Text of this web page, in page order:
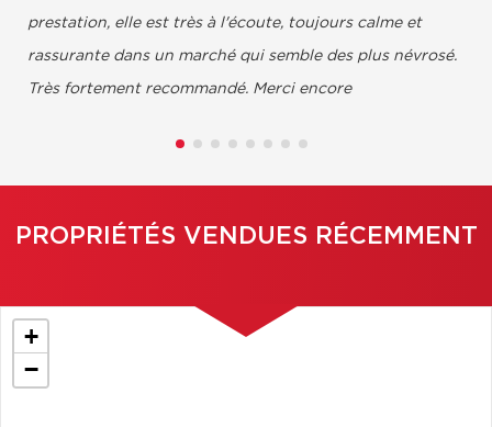
prestation, elle est très à l'écoute, toujours calme et
rassurante dans un marché qui semble des plus névrosé.
Très fortement recommandé. Merci encore
PROPRIÉTÉS VENDUES RÉCEMMENT
+
−